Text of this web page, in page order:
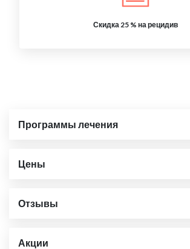
Скидка 25 % на рецидив
Программы лечения
Цены
Отзывы
Акции